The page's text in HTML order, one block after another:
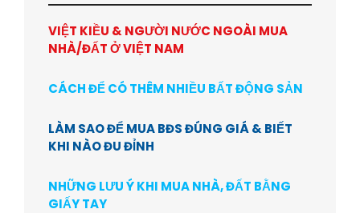
VIỆT KIỀU & NGƯỜI NƯỚC NGOÀI MUA
NHÀ/ĐẤT Ở VIỆT NAM
CÁCH ĐỂ CÓ THÊM NHIỀU BẤT ĐỘNG SẢN
LÀM SAO ĐỂ MUA BĐS ĐÚNG GIÁ & BIẾT
KHI NÀO ĐU ĐỈNH
NHỮNG LƯU Ý KHI MUA NHÀ, ĐẤT BẰNG
GIẤY TAY